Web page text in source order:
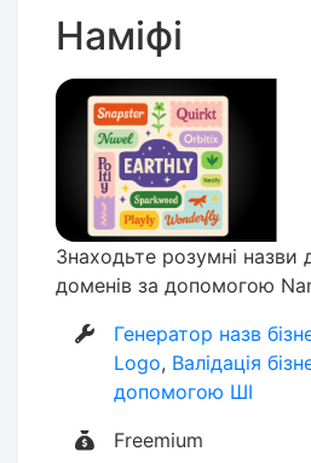
Наміфі
Знаходьте розумні назви
доменів за допомогою
Генератор назв
Logo, Валідація
допомогою ШІ
Freemium